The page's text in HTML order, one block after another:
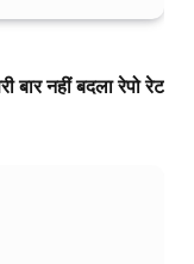
बार नहीं बदला रेपो रेट